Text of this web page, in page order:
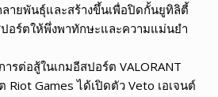
ลายพันธุ์และสร้างขึ้นเพื่อปิดกั้นยูทิลิตี้
อร์ตให้พึ่งพาทักษะและความแม่นยำ
รต่อสู้ในเกมอีสปอร์ต VALORANT
Games ได้เปิดตัว Veto เอเจนต์